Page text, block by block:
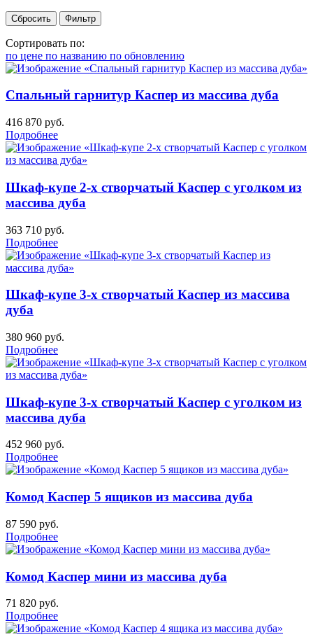
Сортировать по:
по цене по названию по обновлению
Спальный гарнитур Каспер из массива дуба
416 870 руб.
Подробнее
Шкаф-купе 2-х створчатый Каспер с уголком из
массива дуба
363 710 руб.
Подробнее
Шкаф-купе 3-х створчатый Каспер из массива
дуба
380 960 руб.
Подробнее
Шкаф-купе 3-х створчатый Каспер с уголком из
массива дуба
452 960 руб.
Подробнее
Комод Каспер 5 ящиков из массива дуба
87 590 руб.
Подробнее
Комод Каспер мини из массива дуба
71 820 руб.
Подробнее